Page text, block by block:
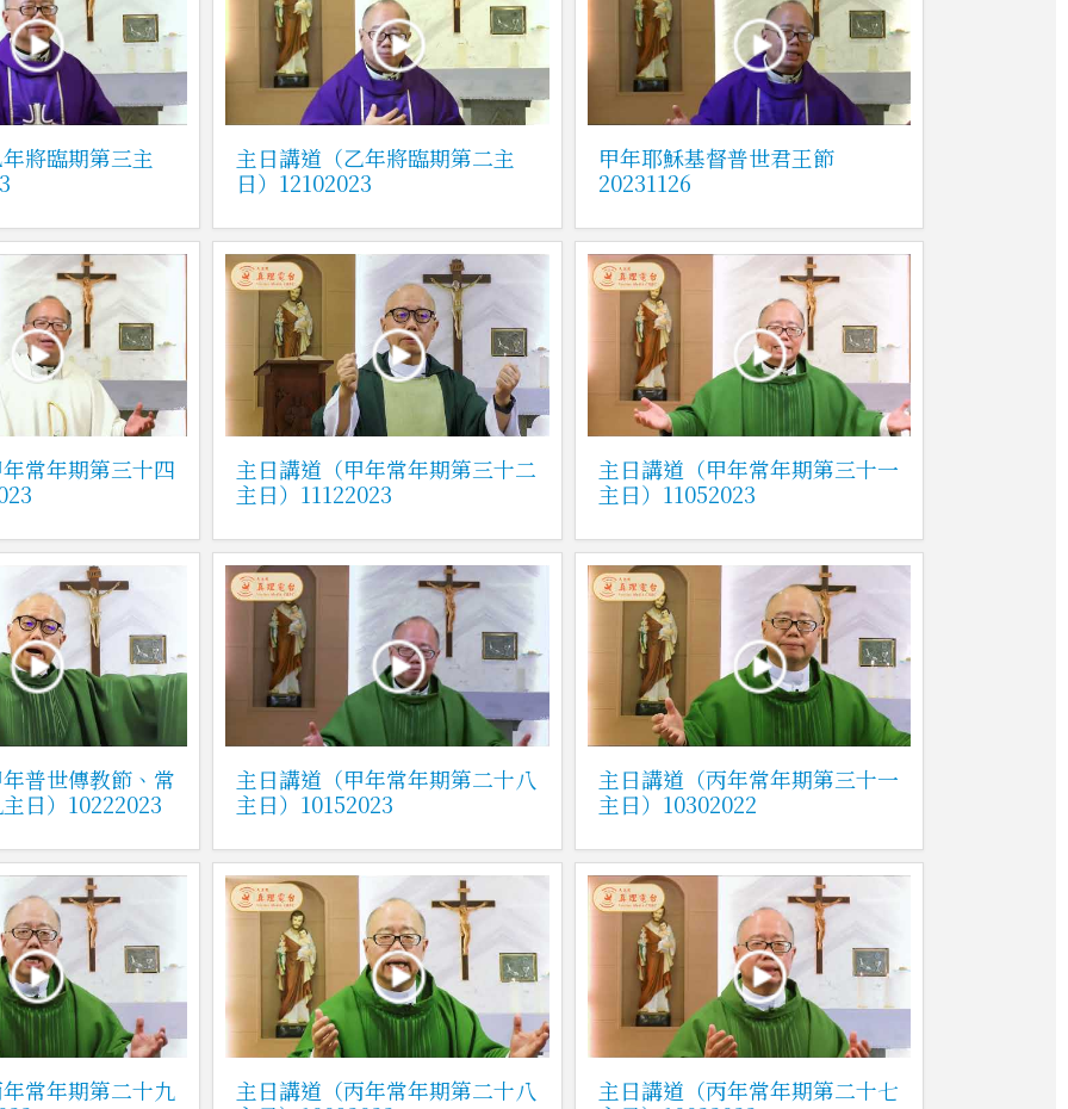
將臨期第三主
主日講道（乙年將臨期第二主
日）12102023
甲年耶穌基督普世君王節
20231126
常年期第三十四
主日講道（甲年常年期第三十二
主日）11122023
主日講道（甲年常年期第三十一
主日）11052023
普世傳教節、常
日）10222023
主日講道（甲年常年期第二十八
主日）10152023
主日講道（丙年常年期第三十一
主日）10302022
常年期第二十九
主日講道（丙年常年期第二十八
主日講道（丙年常年期第二十七